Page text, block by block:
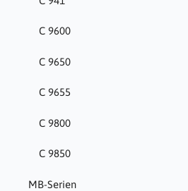
C 9600
C 9650
C 9655
C 9800
C 9850
MB-Serien